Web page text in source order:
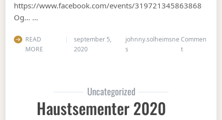
https://www.facebook.com/events/319721345863868
Og… …
READ
MORE
september 5,
2020
johnny.solheimsne
s
Commen
ton Gubbetur
Uncategorized
Haustsementer 2020